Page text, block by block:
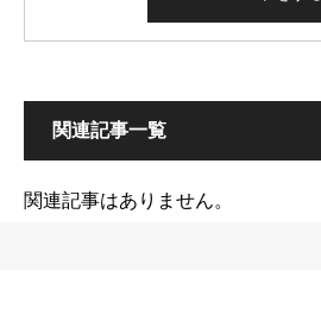
関連記事一覧
関連記事はありません。